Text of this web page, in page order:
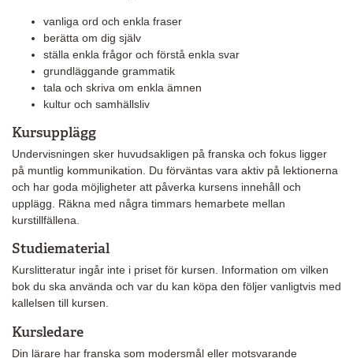
vanliga ord och enkla fraser
berätta om dig själv
ställa enkla frågor och förstå enkla svar
grundläggande grammatik
tala och skriva om enkla ämnen
kultur och samhällsliv
Kursupplägg
Undervisningen sker huvudsakligen på franska och fokus ligger
på muntlig kommunikation. Du förväntas vara aktiv på lektionerna
och har goda möjligheter att påverka kursens innehåll och
upplägg. Räkna med några timmars hemarbete mellan
kurstillfällena.
Studiematerial
Kurslitteratur ingår inte i priset för kursen. Information om vilken
bok du ska använda och var du kan köpa den följer vanligtvis med
kallelsen till kursen.
Kursledare
Din lärare har franska som modersmål eller motsvarande